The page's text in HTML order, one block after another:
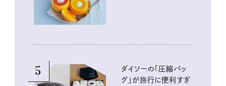
5
ダイソーの「圧縮バッ
グ」が旅行に便利すぎ